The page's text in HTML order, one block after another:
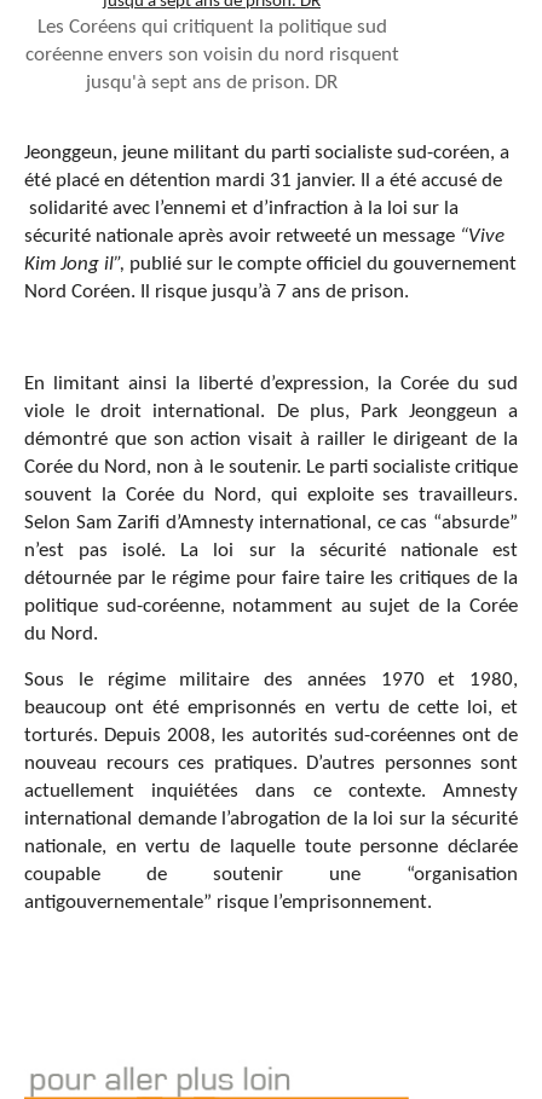
Les Coréens qui critiquent la politique sud
coréenne envers son voisin du nord risquent
jusqu'à sept ans de prison. DR
Jeonggeun, jeune militant du parti socialiste sud-coréen, a
été placé en détention mardi 31 janvier. Il a été accusé de
solidarité avec l’ennemi et d’infraction à la loi sur la
sécurité nationale après avoir retweeté un message “Vive
Kim Jong il”, publié sur le compte officiel du gouvernement
Nord Coréen. Il risque jusqu’à 7 ans de prison.
En limitant ainsi la liberté d’expression, la Corée du sud
viole le droit international. De plus, Park Jeonggeun a
démontré que son action visait à railler le dirigeant de la
Corée du Nord, non à le soutenir. Le parti socialiste critique
souvent la Corée du Nord, qui exploite ses travailleurs.
Selon Sam Zarifi d’Amnesty international, ce cas “absurde”
n’est pas isolé. La loi sur la sécurité nationale est
détournée par le régime pour faire taire les critiques de la
politique sud-coréenne, notamment au sujet de la Corée
du Nord.
Sous le régime militaire des années 1970 et 1980,
beaucoup ont été emprisonnés en vertu de cette loi, et
torturés. Depuis 2008, les autorités sud-coréennes ont de
nouveau recours ces pratiques. D’autres personnes sont
actuellement inquiétées dans ce contexte. Amnesty
international demande l’abrogation de la loi sur la sécurité
nationale, en vertu de laquelle toute personne déclarée
coupable de soutenir une “organisation
antigouvernementale” risque l’emprisonnement.